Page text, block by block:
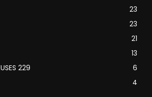
23
23
21
13
229
6
4